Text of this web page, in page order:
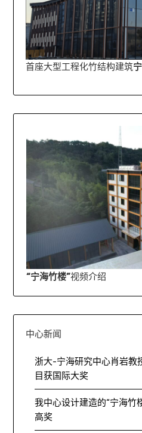
首座大型工程化竹结构建筑
“宁海竹楼”视频介绍
中心新闻
浙大-宁海研究中心肖岩教
目获国际大奖
我中心设计建造的“宁海竹
高奖